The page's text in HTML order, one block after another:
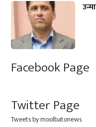
Facebook Page
Twitter Page
Tweets by moolbatonews